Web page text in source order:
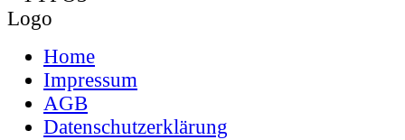
Home
Impressum
AGB
Datenschutzerklärung